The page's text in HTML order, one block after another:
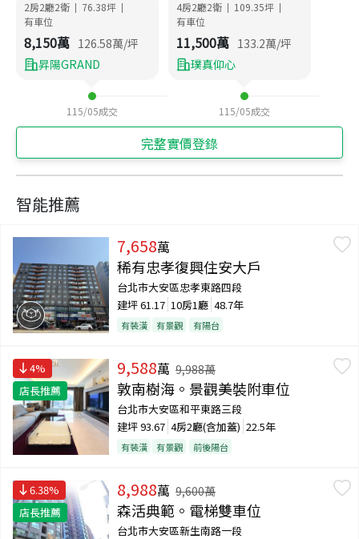
2房2廳2衛 | 76.38坪 |
有車位
8,150萬 126.58萬/坪
昇陽GRAND
115/05成交
4房2廳2衛 | 109.35坪 |
有車位
11,500萬 133.2萬/坪
璞真仰心
115/05成交
完整實價登錄
智能推薦
7,658萬
稀有忠孝復興住安大戶
台北市大安區忠孝東路四段
建坪61.17 10房1廳 48.7年
有裝潢 有景觀 有陽台
4%
店長推薦
9,588萬 9,988萬
敦南樹海。景觀美裝附車位
台北市大安區和平東路三段
建坪93.67 4房2廳(含加蓋) 22.5年
有裝潢 有景觀 前後陽台
6.38%
店長推薦
8,988萬 9,600萬
森活典範。電梯雙車位
台北市大安區新生南路一段